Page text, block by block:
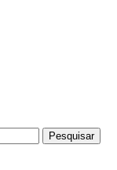
Pesquisar